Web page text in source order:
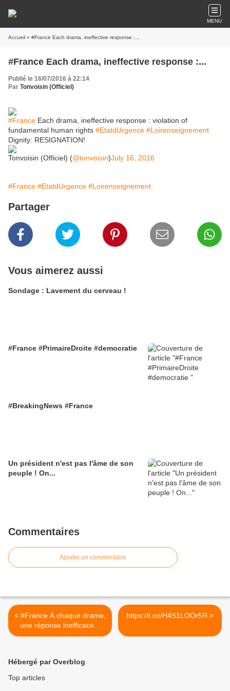
MENU
Accueil » #France Each drama, ineffective response :...
#France Each drama, ineffective response :...
Publié le 16/07/2016 à 22:14
Par Tonvoisin (Officiel)
#France Each drama, ineffective response : violation of
fundamental human rights #EtatdUrgence #Loirenseignement
Dignity: RESIGNATION!
Tonvoisin (Officiel) (@tonvoisin)July 16, 2016
#France #EtatdUrgence #Loirenseignement
Partager
Vous aimerez aussi
Sondage : Lavement du cerveau !
#France #PrimaireDroite #democratie
#BreakingNews #France
Un président n'est pas l'âme de son
peuple ! On...
Commentaires
Ajouter un commentaire
< #France À chaque drame,
une réponse inefficace...
https://t.co/H4S1LOOr5R >
Hébergé par Overblog
Top articles